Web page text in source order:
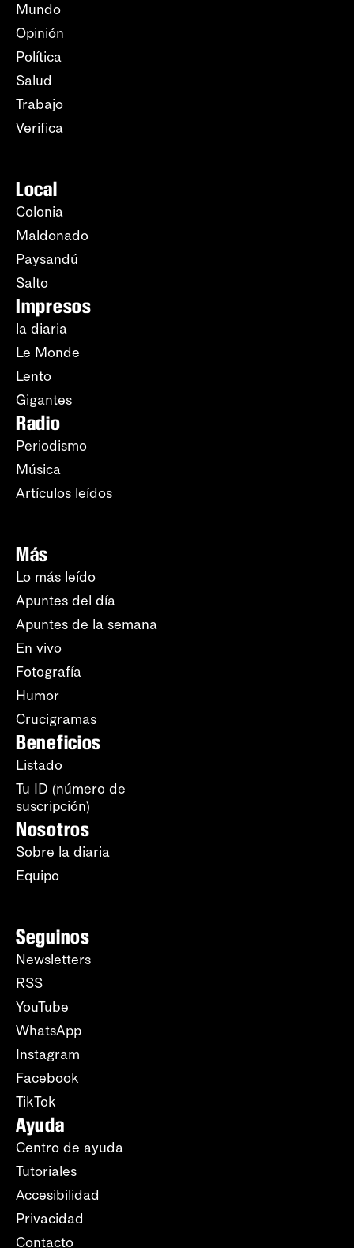
Mundo
Opinión
Política
Salud
Trabajo
Verifica
Local
Colonia
Maldonado
Paysandú
Salto
Impresos
la diaria
Le Monde
Lento
Gigantes
Radio
Periodismo
Música
Artículos leídos
Más
Lo más leído
Apuntes del día
Apuntes de la semana
En vivo
Fotografía
Humor
Crucigramas
Beneficios
Listado
Tu ID (número de
suscripción)
Nosotros
Sobre la diaria
Equipo
Seguinos
Newsletters
RSS
YouTube
WhatsApp
Instagram
Facebook
TikTok
Ayuda
Centro de ayuda
Tutoriales
Accesibilidad
Privacidad
Contacto